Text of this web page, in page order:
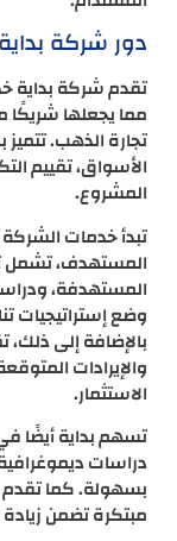
دور شركة
تقدم شركة بداية
مما يجعلها شريكًا
تجارة الذهب.
الأسواق، تقييم
المشروع.
تبدأ خدمات
المستهدف، تشمل
المستهدفة،
وضع إستراتيجيات
بالإضافة إلى ذلك،
والإيرادات
الاستثمار.
تسهم بداية أيضًا
دراسات
بسهولة. كما
مبتكرة تضمن زيادة